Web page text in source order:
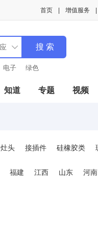
增值服务
首页
电子 绿色
知道 专题 视频
灶头 接插件 硅橡胶类
福建 江西 山东 河南